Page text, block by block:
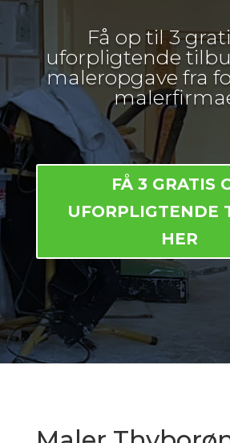
Få op til 3
uforpligtende
maleropgave fra
FÅ 3 GRATIS
UFORPLIGTENDE
HER